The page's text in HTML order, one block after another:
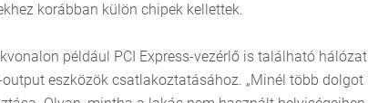
korábban külön chipek kellettek.
például PCI Express-vezérlő is található
eszközök csatlakoztatásához. „Minél több